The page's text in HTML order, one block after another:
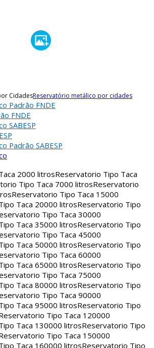
CidadesReservatório metálico por cidades
Padrão FNDE
FNDE
SABESP
Padrão SABESP
2000 litrosReservatorio Tipo Taca
Tipo Taca 7000 litrosReservatorio
Reservatorio Tipo Taca 15000
Taca 20000 litrosReservatorio Tipo
Tipo Taca 30000
Taca 35000 litrosReservatorio Tipo
Tipo Taca 45000
Taca 50000 litrosReservatorio Tipo
Tipo Taca 60000
Taca 65000 litrosReservatorio Tipo
Tipo Taca 75000
Taca 80000 litrosReservatorio Tipo
Tipo Taca 90000
Taca 95000 litrosReservatorio Tipo
Tipo Taca 120000
Taca 130000 litrosReservatorio Tipo
Tipo Taca 150000
Taca 160000 litrosReservatorio Tipo